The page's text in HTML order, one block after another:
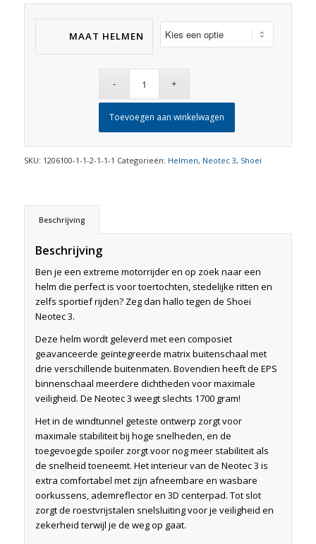
MAAT HELMEN
Toevoegen aan winkelwagen
SKU: 1206100-1-1-2-1-1-1 Categorieën: Helmen, Neotec 3, Shoei
Beschrijving
Beschrijving
Ben je een extreme motorrijder en op zoek naar een
helm die perfect is voor toertochten, stedelijke ritten en
zelfs sportief rijden? Zeg dan hallo tegen de Shoei
Neotec 3.
Deze helm wordt geleverd met een composiet
geavanceerde geïntegreerde matrix buitenschaal met
drie verschillende buitenmaten. Bovendien heeft de EPS
binnenschaal meerdere dichtheden voor maximale
veiligheid. De Neotec 3 weegt slechts 1700 gram!
Het in de windtunnel geteste ontwerp zorgt voor
maximale stabiliteit bij hoge snelheden, en de
toegevoegde spoiler zorgt voor nog meer stabiliteit als
de snelheid toeneemt. Het interieur van de Neotec 3 is
extra comfortabel met zijn afneembare en wasbare
oorkussens, ademreflector en 3D centerpad. Tot slot
zorgt de roestvrijstalen snelsluiting voor je veiligheid en
zekerheid terwijl je de weg op gaat.